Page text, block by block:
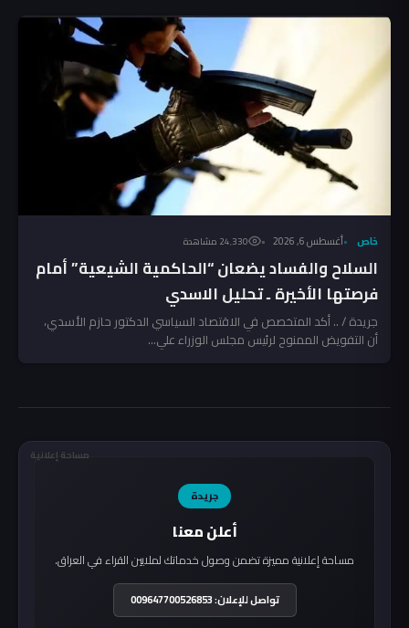
خاص أغسطس 6, 2026 24٬330 مشاهدة
السلاح والفساد يضعان “الحاكمية الشيعية” أمام
فرصتها الأخيرة ـ تحليل الاسدي
جريدة / .. أكد المتخصص في الاقتصاد السياسي الدكتور حازم الأسدي،
أن التفويض الممنوح لرئيس مجلس الوزراء علي...
مساحة إعلانية
جريدة
أعلن معنا
مساحة إعلانية مميزة تضمن وصول خدماتك لملايين القراء في العراق.
تواصل للإعلان: 009647700526853